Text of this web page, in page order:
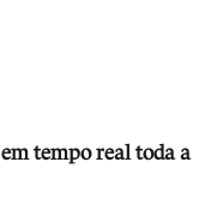
tempo real toda a